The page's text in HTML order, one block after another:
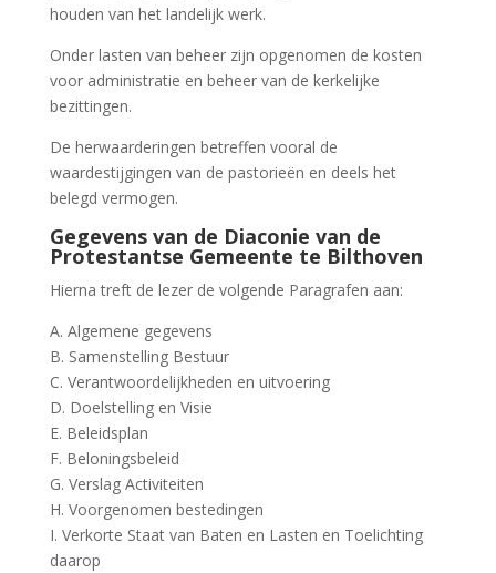
houden van het landelijk werk.
Onder lasten van beheer zijn opgenomen de kosten
voor administratie en beheer van de kerkelijke
bezittingen.
De herwaarderingen betreffen vooral de
waardestijgingen van de pastorieën en deels het
belegd vermogen.
Gegevens van de Diaconie van de
Protestantse Gemeente te Bilthoven
Hierna treft de lezer de volgende Paragrafen aan:
A. Algemene gegevens
B. Samenstelling Bestuur
C. Verantwoordelijkheden en uitvoering
D. Doelstelling en Visie
E. Beleidsplan
F. Beloningsbeleid
G. Verslag Activiteiten
H. Voorgenomen bestedingen
I. Verkorte Staat van Baten en Lasten en Toelichting
daarop